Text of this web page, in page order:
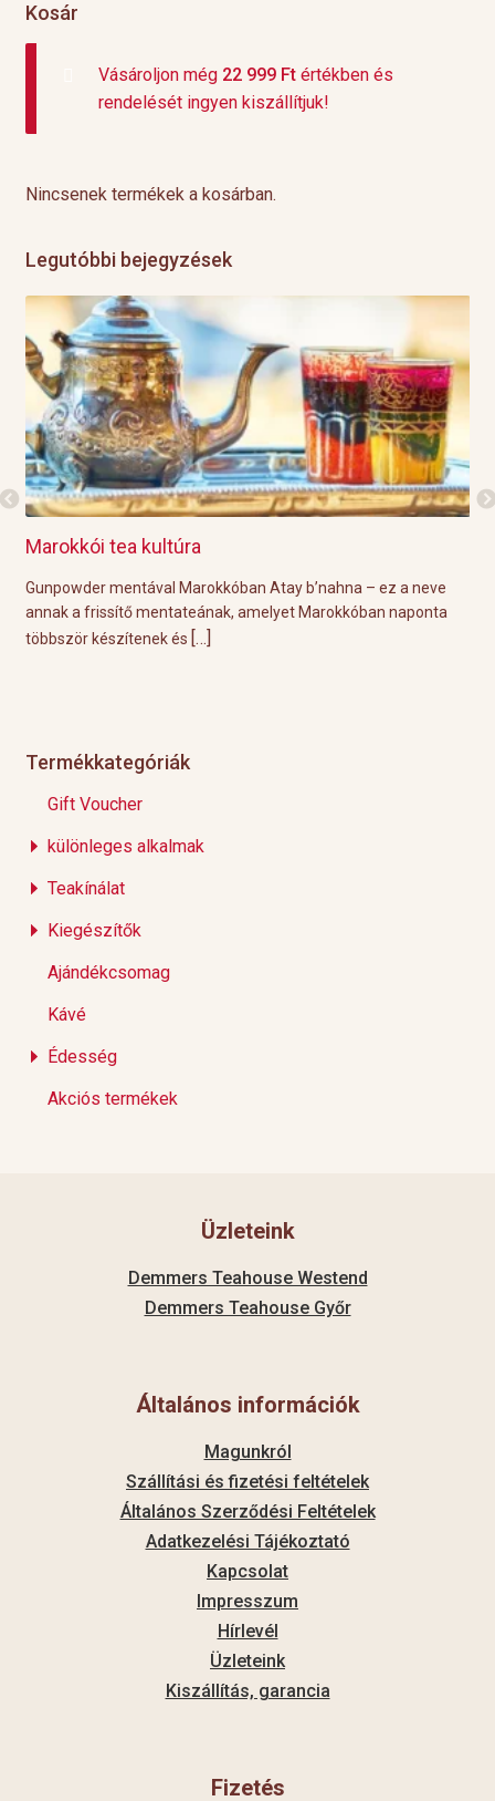
Kosár
Vásároljon még 22 999 Ftértékben és
rendelését ingyen kiszállítjuk!
Nincsenek termékek a kosárban.
Legutóbbi bejegyzések
Marokkói tea kultúra
Gunpowder mentával Marokkóban Atay b’nahna – ez a neve
annak a frissítő mentateának, amelyet Marokkóban naponta
többször készítenek és […]
Termékkategóriák
Gift Voucher
különleges alkalmak
Teakínálat
Kiegészítők
Ajándékcsomag
Kávé
Édesség
Akciós termékek
Üzleteink
Demmers Teahouse Westend
Demmers Teahouse Győr
Általános információk
Magunkról
Szállítási és fizetési feltételek
Általános Szerződési Feltételek
Adatkezelési Tájékoztató
Kapcsolat
Impresszum
Hírlevél
Üzleteink
Kiszállítás, garancia
Fizetés